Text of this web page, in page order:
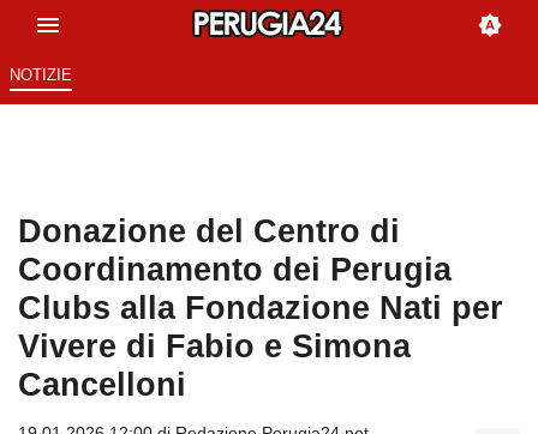
NOTIZIE
Donazione del Centro di
Coordinamento dei Perugia
Clubs alla Fondazione Nati per
Vivere di Fabio e Simona
Cancelloni